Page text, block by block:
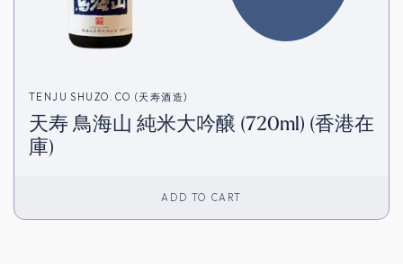
TENJU SHUZO.CO (天寿酒造)
天寿 鳥海山 純米大吟醸 (720ml) (香港在
庫)
ADD TO CART